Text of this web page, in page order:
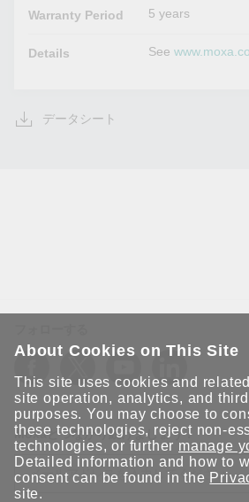
Warranty Period 5 years
Details See
データシート
Moxaとつながり続けましょう！
About Cookies on This Site
This site uses cookies and
site operation, analytics, and
purposes. You may choose to
these technologies, reject non-
technologies, or further manage
Detailed information and how to
consent can be found in the
site.